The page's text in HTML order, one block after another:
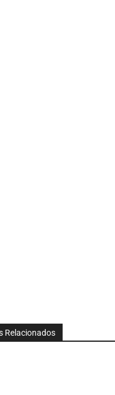
Relacionados